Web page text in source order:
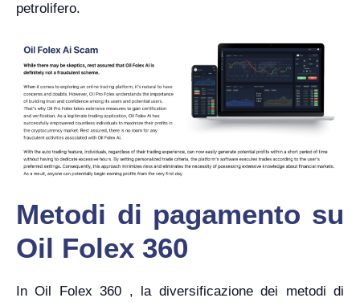
petrolifero.
Metodi di pagamento su
Oil Folex 360
In Oil Folex 360 , la diversificazione dei metodi di